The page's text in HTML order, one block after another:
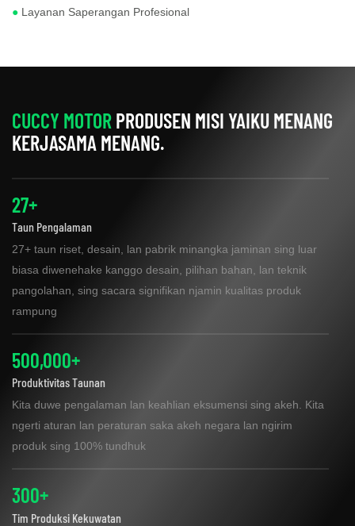
● Layanan Saperangan Profesional
CUCCY MOTORPRODUSEN MISI YAIKU MENANG
KERJASAMA MENANG.
27+
Taun Pengalaman
27+ taun riset, desain, lan pabrik minangka jaminan sing luar
biasa diwenehake kanggo desain, pilihan bahan, lan teknik
pangolahan, sing sacara signifikan njamin kualitas produk
rampung
500,000+
Produktivitas Taunan
Kita duwe pengalaman lan keahlian eksumensi sing akeh. Kita
ngerti aturan lan peraturan saka akeh negara lan ngirim
produk sing 100% tundhuk
300+
Tim Produksi Kekuwatan